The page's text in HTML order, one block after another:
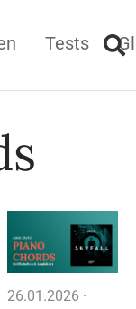
Tests
26.01.2026 ·